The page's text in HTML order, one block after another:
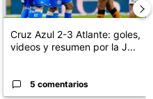
Cruz Azul 2-3 Atlante: goles,
videos y resumen por la J...
5 comentarios